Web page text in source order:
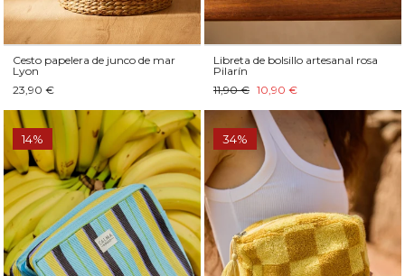
Cesto papelera de junco de mar
Lyon
23,90 €
Libreta de bolsillo artesanal rosa
Pilarín
11,90 € 10,90 €
14% 34%